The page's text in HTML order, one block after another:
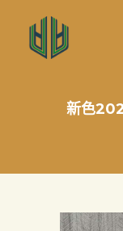
新色